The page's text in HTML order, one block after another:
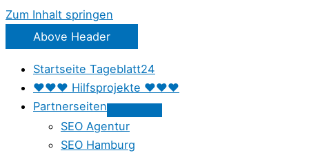
Zum Inhalt springen
Above Header
Startseite Tageblatt24
♥♥♥ Hilfsprojekte ♥♥♥
Partnerseiten
SEO Agentur
SEO Hamburg